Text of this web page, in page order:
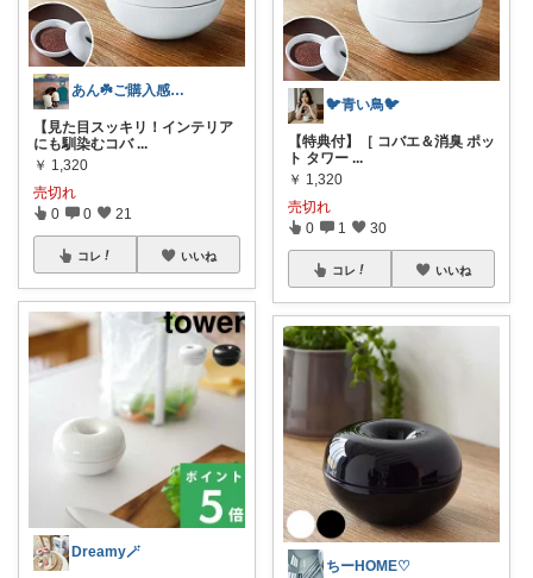
あん☘️ご購入感謝☘️
【見た目スッキリ！インテリア
にも馴染むコバ ...
￥ 1,320
売切れ
0 0 21
コレ いいね
Dreamy🪄
🐦️青い鳥🐦️
【特典付】［ コバエ＆消臭 ポッ
ト タワー ...
￥ 1,320
売切れ
0 1 30
コレ いいね
ちーHOME♡